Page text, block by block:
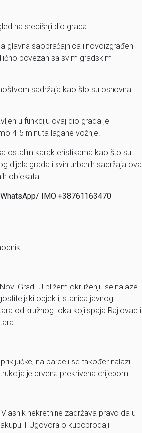
na središnji dio grada.
glavna saobraćajnica i novoizgrađeni
povezan sa svim gradskim
sadržaja kao što su osnovna
u funkciju ovaj dio grada je
4-5 minuta lagane vožnje.
ostalim karakteristikama kao što su
dijela grada i svih urbanih sadržaja ova
objekata.
IMO +38761163470
Grad. U bližem okruženju se nalaze
objekti, stanica javnog
od kružnog toka koji spaja Rajlovac i
na parceli se također nalazi i
je drvena prekrivena crijepom.
nekretnine zadržava pravo da u
ili Ugovora o kupoprodaji